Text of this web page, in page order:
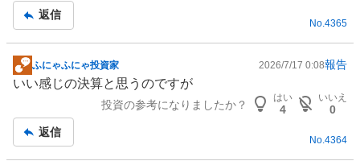
返信
No. 4365
掲
示
事
ふにゃふにゃ投資家 2026/7/17 0:08報告
いい感じの決算と思うのですが
投資の参考になりましたか？
はい
4
いいえ
0
返信
No.4364